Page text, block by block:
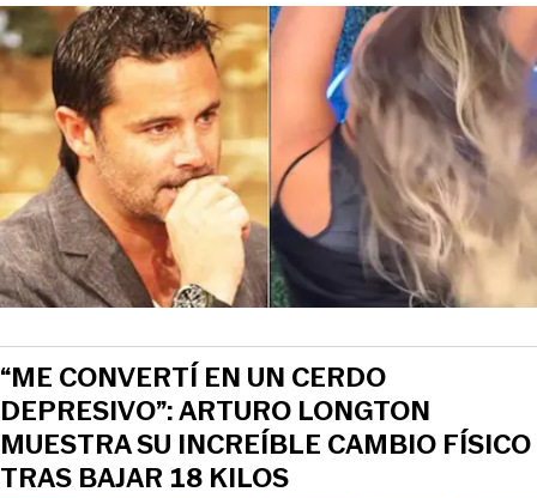
“ME CONVERTÍ EN UN CERDO
DEPRESIVO”: ARTURO LONGTON
MUESTRA SU INCREÍBLE CAMBIO FÍSICO
TRAS BAJAR 18 KILOS